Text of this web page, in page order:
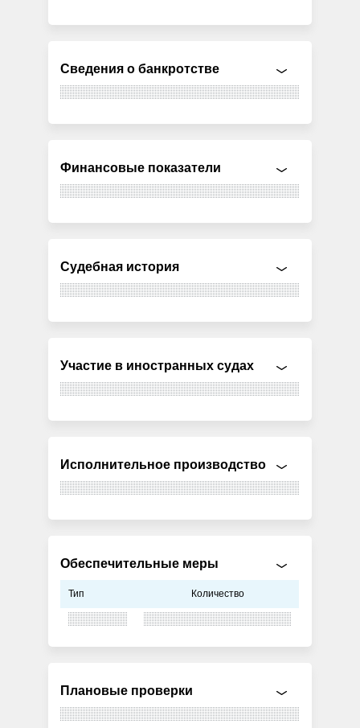
Сведения о банкротстве
Финансовые показатели
Судебная история
Участие в иностранных судах
Исполнительное производство
Обеспечительные меры
Тип Количество
Плановые проверки